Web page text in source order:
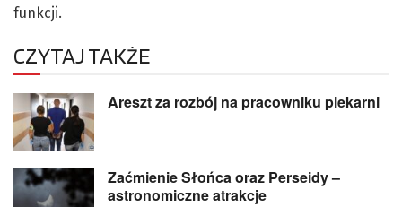
funkcji.
CZYTAJ TAKŻE
Areszt za rozbój na pracowniku piekarni
Zaćmienie Słońca oraz Perseidy –
astronomiczne atrakcje